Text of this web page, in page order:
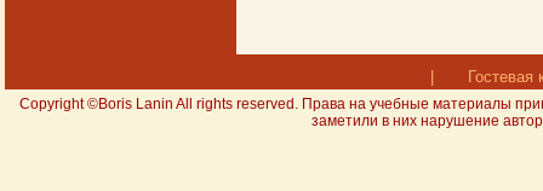
Гостевая
Copyright ©Boris Lanin All rights reserved. Права на учебные материалы
заметили в них нарушение